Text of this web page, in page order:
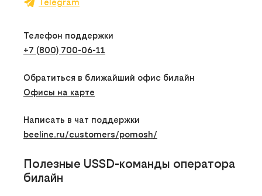
Telegram
Телефон поддержки
+7 (800) 700-06-11
Обратиться в ближайший офис билайн
Офисы на карте
Написать в чат поддержки
beeline.ru/customers/pomosh/
Полезные USSD-команды оператора
билайн